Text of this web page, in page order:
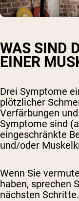
WAS SIND
EINER
Drei Symptome
plötzlicher
Verfärbungen
Symptome sind
eingeschränkte
und/oder
Wenn Sie
haben, sprechen
nächsten Schritte.